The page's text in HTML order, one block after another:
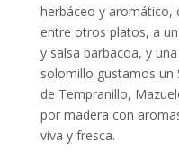
herbáceo y aromático,
entre otros platos, a
y salsa barbacoa, y
solomillo gustamos un
de Tempranillo,
por madera con
viva y fresca.